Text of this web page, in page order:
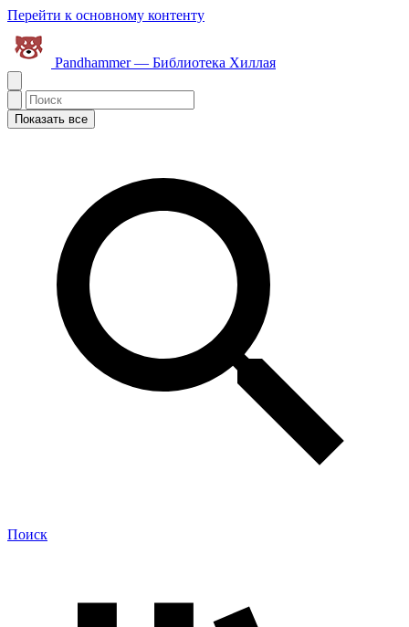
Перейти к основному контенту
Pandhammer — Библиотека Хиллая
Показать все
Поиск